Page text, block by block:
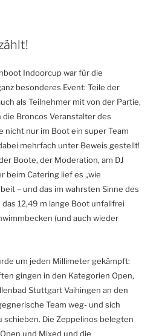
Indoorcup war für die
besonderes Event: Teile der
als Teilnehmer mit von der Partie,
die Broncos Veranstalter des
nicht nur im Boot ein super Team
mehrfach unter Beweis gestellt!
Boote, der Moderation, am DJ
beim Catering lief es „wie
– und das im wahrsten Sinne des
das 12,49 m lange Boot unfallfrei
(und auch wieder
um jeden Millimeter gekämpft:
gingen in den Kategorien Open,
StuttgartVaihingen an den
Team weg- und sich
schieben. Die Zeppelinos belegten
und Mixed und die